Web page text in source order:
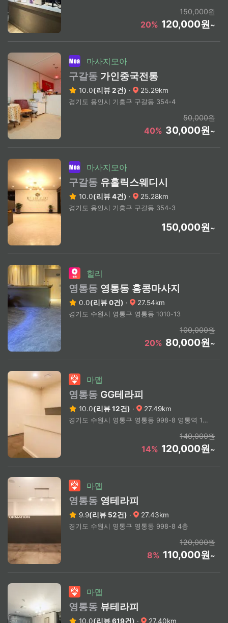
150,000원
20% 120,000원~
마사지모아
구갈동 가인중국전통
10.0(리뷰 2건) · 25.29km
경기도 용인시 기흥구 구갈동 354-4
50,000원
40% 30,000원~
마사지모아
구갈동 유홀릭스웨디시
10.0(리뷰 4건) · 25.28km
경기도 용인시 기흥구 구갈동 354-3
150,000원~
힐리
영통동 영통동 홍콩마사지
0.0(리뷰 0건) · 27.54km
경기도 수원시 영통구 영통동 1010-13
100,000원
20% 80,000원~
마맵
영통동 GG테라피
10.0(리뷰 12건) · 27.49km
경기도 수원시 영통구 영통동 998-8 영통역 1번출구 부근
140,000원
14% 120,000원~
마맵
영통동 영테라피
9.9(리뷰 52건) · 27.43km
경기도 수원시 영통구 영통동 998-8 4층
120,000원
8% 110,000원~
마맵
영통동 뷰테라피
10.0(리뷰 619건) · 27.40km